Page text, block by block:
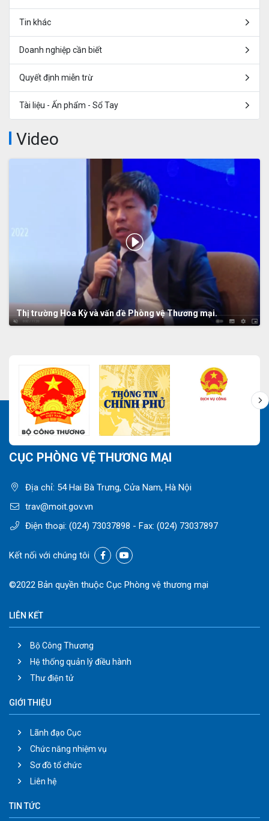
Tin khác
Doanh nghiệp cần biết
Quyết định miễn trừ
Tài liệu - Ấn phẩm - Sổ Tay
Video
Thị trường Hoa Kỳ và vấn đề Phòng vệ Thương mại.
CỤC PHÒNG VỆ THƯƠNG MẠI
Địa chỉ: 54 Hai Bà Trưng, Cửa Nam, Hà Nội
trav@moit.gov.vn
Điện thoại: (024) 73037898 - Fax: (024) 73037897
Kết nối với chúng tôi
©2022 Bản quyền thuộc Cục Phòng vệ thương mại
LIÊN KẾT
Bộ Công Thương
Hệ thống quản lý điều hành
Thư điện tử
GIỚI THIỆU
Lãnh đạo Cục
Chức năng nhiệm vụ
Sơ đồ tổ chức
Liên hệ
TIN TỨC